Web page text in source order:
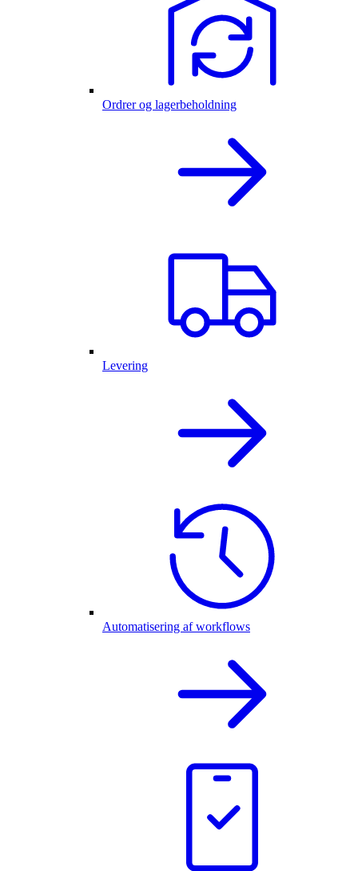
Ordrer og lagerbeholdning
Levering
Automatisering af workflows